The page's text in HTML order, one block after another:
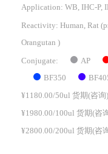
Application: WB, IHC-P,
Reactivity: Human, Rat
Orangutan )
Conjugate: AP
BF350
¥1180.00/50ul 货期(咨询)
¥1980.00/100ul 货期(咨
¥2800.00/200ul 货期(咨